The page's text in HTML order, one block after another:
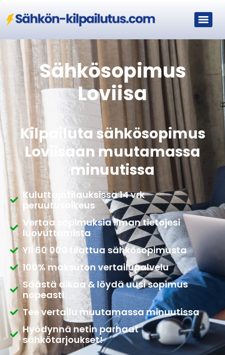
Sähkösopimus
Loviisa
Kilpailuta sähkösopimus
Loviisaan muutamassa
minuutissa
Kuluttajatilauksissa 14 vrk
peruutusoikeus
Vertaa sopimuksia ilman tietojesi
luovuttamista
Yli 60 000 tilattua sähkösopimusta
100% maksuton vertailupalvelu
Säästä aikaa & löydä uusi sopimus
nopeasti
Tee vertailu muutamassa minuutissa
Hyödynnä netin parhaat
sähkötarjoukset!